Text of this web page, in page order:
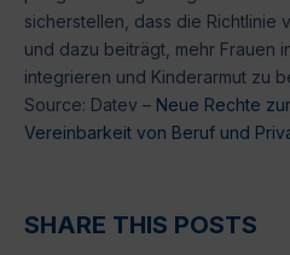
sicherstellen, dass die Richtlinie
und dazu beiträgt, mehr Frauen
integrieren und Kinderarmut zu
Source: Datev – Neue Rechte
Vereinbarkeit von Beruf und
SHARE THIS POSTS